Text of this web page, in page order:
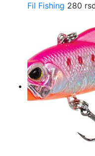
Fil Fishing 280